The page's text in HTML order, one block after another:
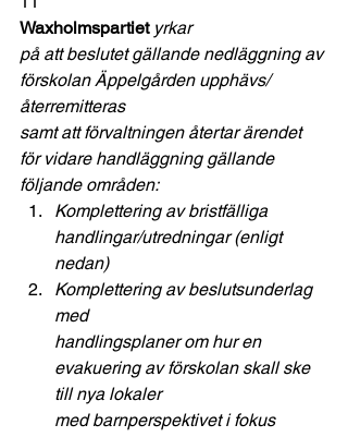
Waxholmspartiet yrkar
på att beslutet gällande nedläggning av
förskolan Äppelgården upphävs/
återremitteras
samt att förvaltningen återtar ärendet
för vidare handläggning gällande
följande områden:
Komplettering av bristfälliga
handlingar/utredningar (enligt
nedan)
Komplettering av beslutsunderlag
med
handlingsplaner om hur en
evakuering av förskolan skall ske
till nya lokaler
med barnperspektivet i fokus